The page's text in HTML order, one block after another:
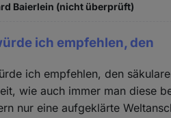
Baierlein (nicht überprüft)
ich empfehlen, den
ich empfehlen, den
wie auch immer man diese
nur eine aufgeklärte